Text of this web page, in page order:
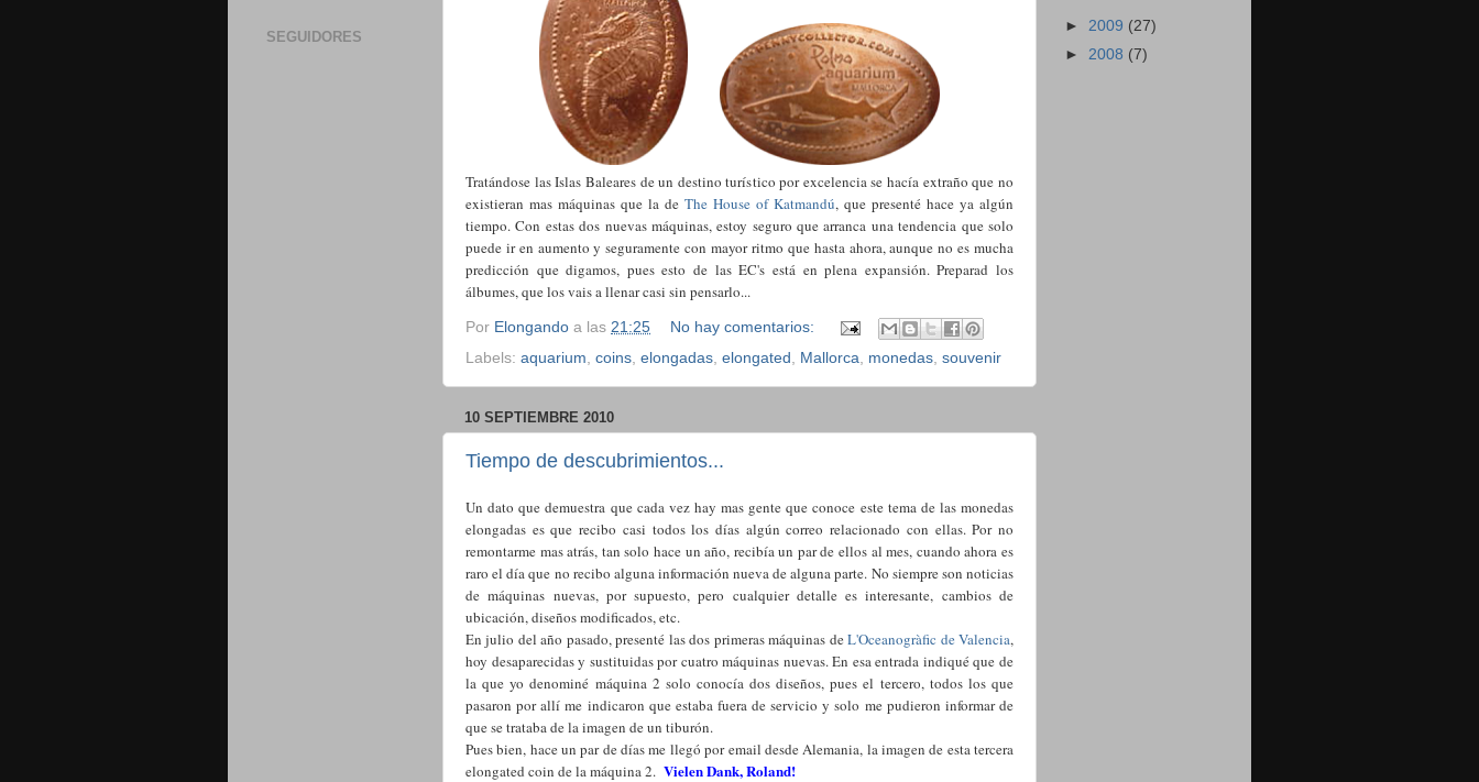
Tratándose las Islas Baleares de un destino turístico por excelencia se hacía extraño que no
existieran mas máquinas que la de The House of Katmandú, que presenté hace ya algún
tiempo. Con estas dos nuevas máquinas, estoy seguro que arranca una tendencia que solo
puede ir en aumento y seguramente con mayor ritmo que hasta ahora, aunque no es mucha
predicción que digamos, pues esto de las EC's está en plena expansión. Preparad los
álbumes, que los vais a llenar casi sin pensarlo...
Por Elongando a las 21:25
No hay comentarios:
Labels: aquarium coins elongadas elongated Mallorca monedas souvenir
10 SEPTIEMBRE 2010
Tiempo de descubrimientos...
Un dato que demuestra que cada vez hay mas gente que conoce este tema de las monedas
elongadas es que recibo casi todos los días algún correo relacionado con ellas. Por no
remontarme mas atrás, tan solo hace un año, recibía un par de ellos al mes, cuando ahora es
raro el día que no recibo alguna información nueva de alguna parte. No siempre son noticias
de máquinas nuevas, por supuesto, pero cualquier detalle es interesante, cambios de
ubicación, diseños modificados, etc.
En julio del año pasado, presenté las dos primeras máquinas deL'Oceanogràfic de Valencia,
hoy desaparecidas y sustituidas por cuatro máquinas nuevas. En esa entrada indiqué que de
la que yo denominé máquina 2 solo conocía dos diseños, pues el tercero, todos los que
pasaron por allí me indicaron que estaba fuera de servicio y solo me pudieron informar de
que se trataba de la imagen de un tiburón.
Pues bien, hace un par de días me llegó por email desde Alemania, la imagen de esta tercera
elongated coin de la máquina 2. Vielen Dank, Roland!
SEGUIDORES
► 2009 (27)
► 2008 (7)